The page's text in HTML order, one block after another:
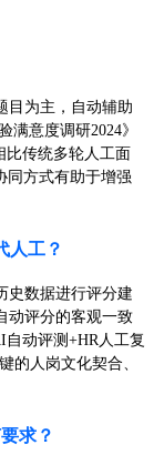
目为主，自动辅助
意度调研2024》
比传统多轮人工面
同方式有助于增强
人工？
史数据进行评分建
动评分的客观一致
动评测+HR人工复
的人岗文化契合、
求？